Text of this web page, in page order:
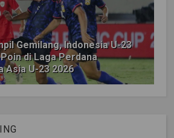
Gemilang, Indonesia U-23
di Laga Perdana
Asia U-23 2026